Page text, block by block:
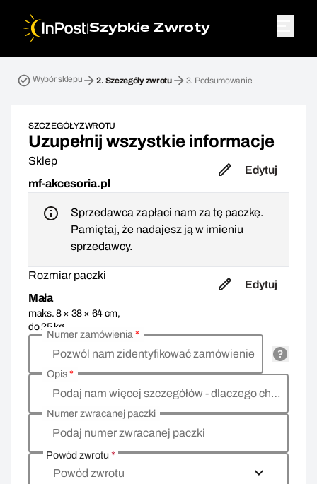
|Szybkie Zwroty
Wybór sklepu 2. Szczegóły zwrotu 3. Podsumowanie
SZCZEGÓŁY ZWROTU
Uzupełnij wszystkie informacje
Sklep
mf-akcesoria.pl
Edytuj
Sprzedawca zapłaci nam za tę paczkę.
Pamiętaj, że nadajesz ją w imieniu
sprzedawcy.
Rozmiar paczki
Mała
maks. 8 × 38 × 64 cm,
do 25 kg
Edytuj
Pozwól nam zidentyfikować zamówienie
Numer zamówienia*
Podaj nam więcej szczegółów - dlaczego chcesz zwrócić towar, co jest powodem?
Opis*
Podaj numer zwracanej paczki
Numer zwracanej paczki
Powód zwrotu*
Powód zwrotu